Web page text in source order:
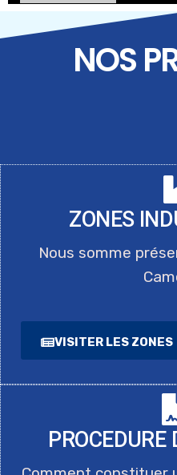
ONUDI
NOS
ZONES
Nous somme
VISITER LES ZONES
PROCEDURE